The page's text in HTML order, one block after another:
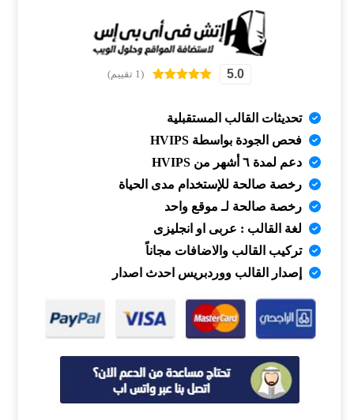
5.0
بناءً على
تقييم عميل
واحد
(1 تقييم)
تحديثات القالب المستقبلية
فحص الجودة بواسطة HVIPS
دعم لمدة ٦ أشهر من HVIPS
رخصة صالحة للإستخدام مدى الحياة
رخصة صالحة لـ موقع واحد
لغة القالب : عربى او انجليزى
تركيب القالب والاضافات مجاناً
إصدار القالب ووردبريس احدث اصدار